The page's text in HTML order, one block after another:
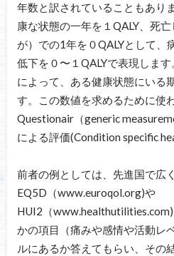
年数と訳されていることもあり
康な状態の一年を１QALY、死
が）での1年を０QALYとして、
低下を０〜１QALYで表現しま
によって、ある健康状態にいる
す。この数値を求めるために使
Questionair（generic
による評価(Condition specific
前者の例としては、先進国で広
EQ5D（www.euroqol.org)や
HUI2（
かの項目（痛みや感情や活動レ
ルにあるか答えてもらい、その